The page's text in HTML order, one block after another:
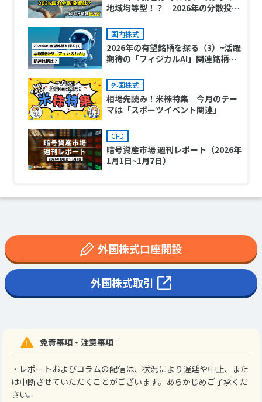
地域均等型！？ 2026年の分散投資
国内株式
2026年の有望銘柄を探る（3）~活躍
期待の「フィジカルAI」関連銘柄
外国株式
相場先読み！米株特集 今月のテー
マは「スポーツイベント関連」
CFD
暗号資産市場 週刊レポート（2026年
1月1日~1月7日）
外国株式口座開設
外国株式取引
免責事項・注意事項
・レポートおよびコラムの配信は、状況により遅延や中止、また
は中断させていただくことがございます。あらかじめご了承くだ
さい。